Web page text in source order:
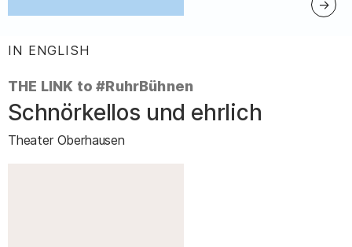
IN ENGLISH
THE LINK to #RuhrBühnen
–
Schnörkellos und ehrlich
Theater Oberhausen